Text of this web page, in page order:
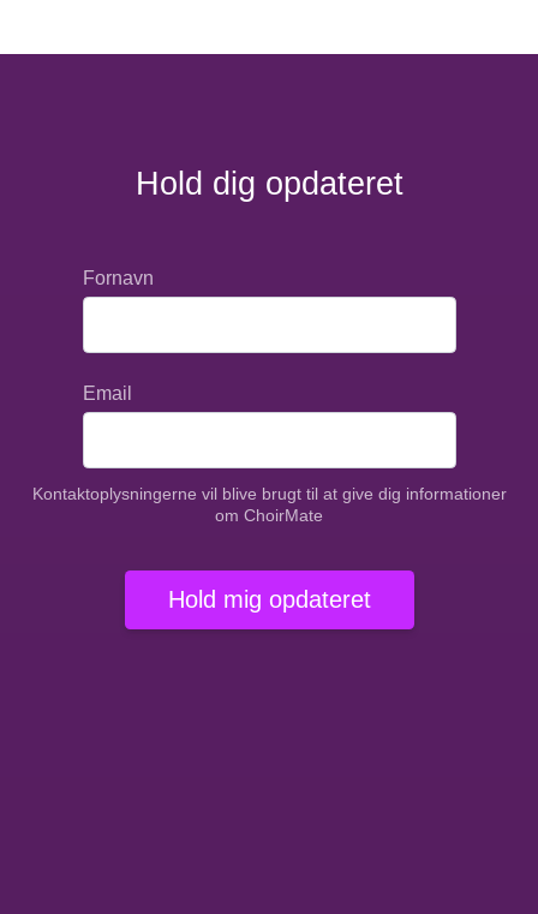
Hold dig opdateret
Fornavn
Email
Kontaktoplysningerne vil blive brugt til at give dig informationer
om ChoirMate
Hold mig opdateret